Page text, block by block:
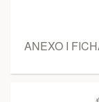
ANEXO I